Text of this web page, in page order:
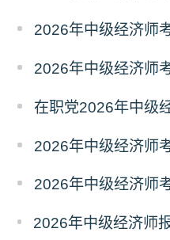
2026年中级经济师
2026年中级经济师